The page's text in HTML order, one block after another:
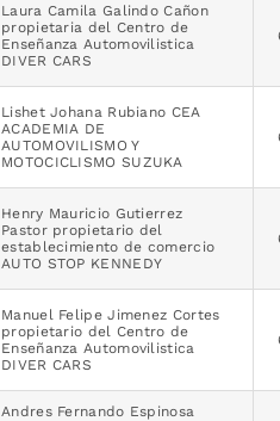
Laura Camila Galindo Cañon
propietaria del Centro de
Enseñanza Automovilistica
DIVER CARS
Lishet Johana Rubiano CEA
ACADEMIA DE
AUTOMOVILISMO Y
MOTOCICLISMO SUZUKA
Henry Mauricio Gutierrez
Pastor propietario del
establecimiento de comercio
AUTO STOP KENNEDY
Manuel Felipe Jimenez Cortes
propietario del Centro de
Enseñanza Automovilistica
DIVER CARS
Andres Fernando Espinosa